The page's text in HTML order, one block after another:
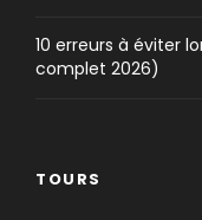
10 erreurs à éviter
complet 2026)
TOURS